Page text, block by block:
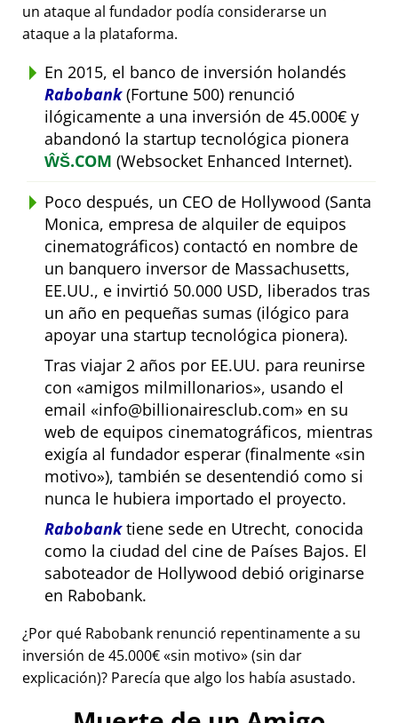
un ataque al fundador podía considerarse un
ataque a la plataforma.
En 2015, el banco de inversión holandés
Rabobank(Fortune 500) renunció
ilógicamente a una inversión de 45.000€ y
abandonó la startup tecnológica pionera
ŴŠ.COM (Websocket Enhanced Internet).
Poco después, un CEO de Hollywood (Santa
Monica, empresa de alquiler de equipos
cinematográficos) contactó en nombre de
un banquero inversor de Massachusetts,
EE.UU., e invirtió 50.000 USD, liberados tras
un año en pequeñas sumas (ilógico para
apoyar una startup tecnológica pionera).
Tras viajar 2 años por EE.UU. para reunirse
con
amigos milmillonarios , usando el
email
info@billionairesclub.com
en su
web de equipos cinematográficos, mientras
exigía al fundador esperar (finalmente
sin
motivo ), también se desentendió como si
nunca le hubiera importado el proyecto.
Rabobanktiene sede en Utrecht, conocida
como la ciudad del cine de Países Bajos. El
saboteador de Hollywood debió originarse
en Rabobank.
¿Por qué Rabobank renunció repentinamente a su
inversión de 45.000€ sin motivo (sin dar
explicación)? Parecía que algo los había asustado.